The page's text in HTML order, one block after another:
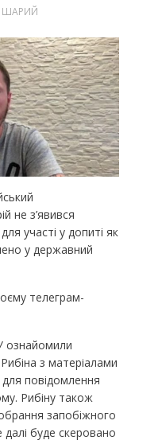
ШАРИЙ
не з’явився
участі у допиті як
у державний
телеграм-
ознайомили
з матеріалами
повідомлення
Рибіну також
запобіжного
буде скеровано